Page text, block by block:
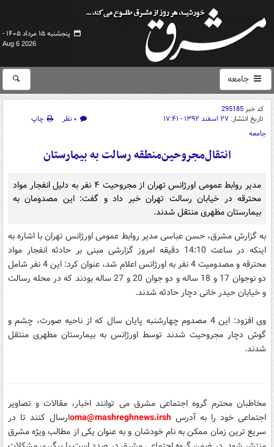
پنجشنبه ۱۵ مرداد ۱۴۰۵ -
Aug 6 2026
جامعه
کد خبر295185
تاریخ انتشار: ۲۷ اسفند ۱۳۹۲ - ۱۷:۴۱ ۰ نظر
چاپ
جامعه
انتقال‌مجروحین‌منطقه رسالت به بیمارستان
مدیر روابط عمومی اورژانس تهران از مجروحیت ۴ نفر به دلیل انفجار مواد
محترقه در خیابان رسالت تهران خبر داد و گفت: این مصدومان به
بیمارستان مطهری منتقل شدند.
به گزارش مشرق، حسن عباسی مدیر روابط عمومی اورژانس تهران با اشاره به
اینکه در ساعت 14:10 دقیقه امروز گزارشی مبنی بر حادثه انفجار مواد
محترقه و مصدومیت 4 نفر به اورژانس اعلام شد، عنوان کرد: این 4 نفر شامل
دو نوجوان 17 و 18 ساله و دو جوان 20 و 27 ساله بودند که در محله رسالت
و خیابان حیدر خانی دچار حادثه شدند.
وی افزود: این 4 مصدوم چهارشنبه پایان سال که از ناحیه صورت، چشم و
گوش دچار مجروحیت شدند توسط اورژانس به بیمارستان مطهری منتقل
شدند.
مخاطبان محترم گروه اجتماعی مشرق می توانند اخبار، مقالات و تصاویر
اجتماعی خود را به آدرسsh
oma@mashreghnews.irارسال کنند تا در
سریع ترین زمان ممکن به نام خودشان و به عنوان یکی از مطالب ویژه مشرق